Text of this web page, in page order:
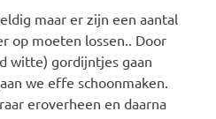
maar er zijn een aantal
op moeten lossen.. Door
witte) gordijntjes gaan
we effe schoonmaken.
eroverheen en daarna